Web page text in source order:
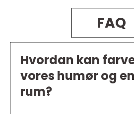
FAQ
Hvordan kan
vores humør og
rum?